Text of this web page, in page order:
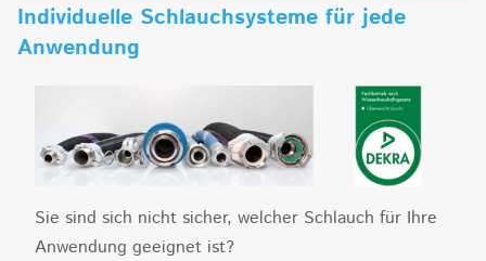
Individuelle Schlauchsysteme für jede
Anwendung
Sie sind sich nicht sicher, welcher Schlauch für Ihre
Anwendung geeignet ist?